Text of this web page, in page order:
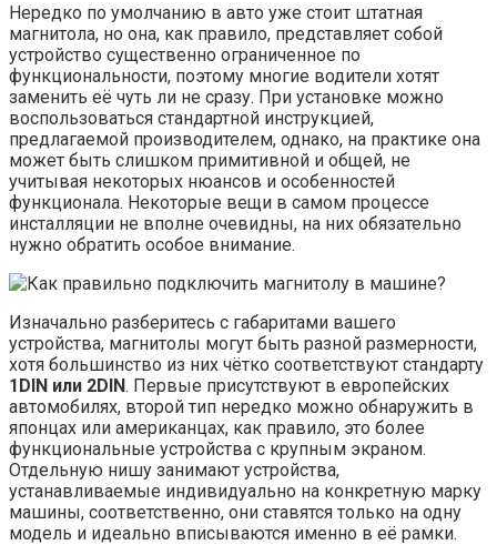
Нередко по умолчанию в авто уже стоит штатная
магнитола, но она, как правило, представляет собой
устройство существенно ограниченное по
функциональности, поэтому многие водители хотят
заменить её чуть ли не сразу. При установке можно
воспользоваться стандартной инструкцией,
предлагаемой производителем, однако, на практике она
может быть слишком примитивной и общей, не
учитывая некоторых нюансов и особенностей
функционала. Некоторые вещи в самом процессе
инсталляции не вполне очевидны, на них обязательно
нужно обратить особое внимание.
Изначально разберитесь с габаритами вашего
устройства, магнитолы могут быть разной размерности,
хотя большинство из них чётко соответствуют стандарту
1DIN или 2DIN. Первые присутствуют в европейских
автомобилях, второй тип нередко можно обнаружить в
японцах или американцах, как правило, это более
функциональные устройства с крупным экраном.
Отдельную нишу занимают устройства,
устанавливаемые индивидуально на конкретную марку
машины, соответственно, они ставятся только на одну
модель и идеально вписываются именно в её рамки.